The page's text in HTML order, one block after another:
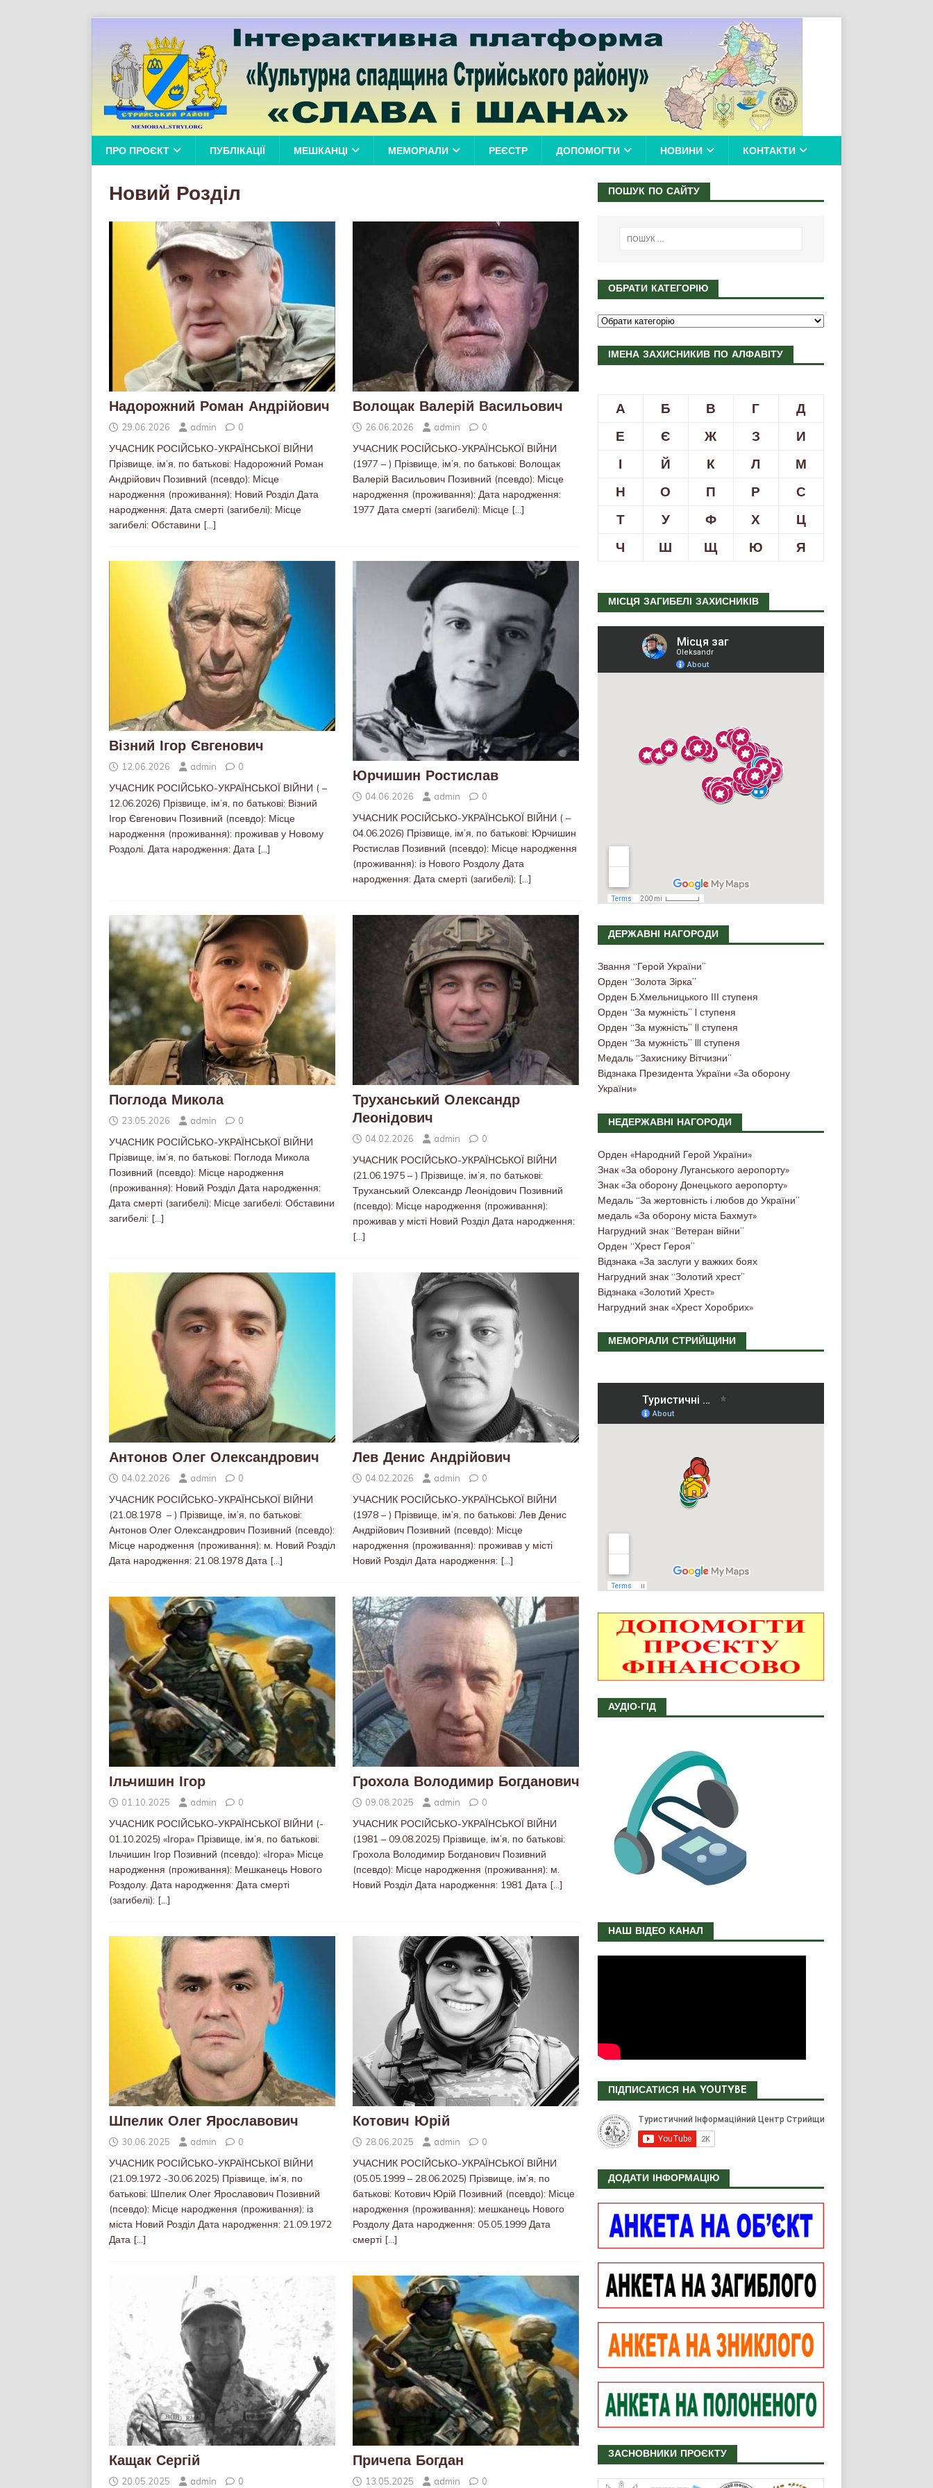
ПРО ПРОЄКТ ПУБЛІКАЦІЇ МЕШКАНЦІ МЕМОРІАЛИ РЕЄСТР ДОПОМОГТИ НОВИНИ КОНТАКТИ
Новий Розділ
Надорожний Роман Андрійович
29.06.2026 admin 0
УЧАСНИК РОСІЙСЬКО-УКРАЇНСЬКОЇ ВІЙНИ
Прізвище, ім’я, по батькові: Надорожний Роман
Андрійович Позивний (псевдо): Місце
народження (проживання): Новий Розділ Дата
народження: Дата смерті (загибелі): Місце
загибелі: Обставини […]
Волощак Валерій Васильович
26.06.2026 admin 0
УЧАСНИК РОСІЙСЬКО-УКРАЇНСЬКОЇ ВІЙНИ
(1977 – ) Прізвище, ім’я, по батькові: Волощак
Валерій Васильович Позивний (псевдо): Місце
народження (проживання): Дата народження:
1977 Дата смерті (загибелі): Місце […]
Візний Ігор Євгенович
12.06.2026 admin 0
УЧАСНИК РОСІЙСЬКО-УКРАЇНСЬКОЇ ВІЙНИ ( –
12.06.2026) Прізвище, ім’я, по батькові: Візний
Ігор Євгенович Позивний (псевдо): Місце
народження (проживання): проживав у Новому
Роздолі. Дата народження: Дата […]
Юрчишин Ростислав
04.06.2026 admin 0
УЧАСНИК РОСІЙСЬКО-УКРАЇНСЬКОЇ ВІЙНИ ( –
04.06.2026) Прізвище, ім’я, по батькові: Юрчишин
Ростислав Позивний (псевдо): Місце народження
(проживання): із Нового Роздолу Дата
народження: Дата смерті (загибелі): […]
Поглода Микола
23.05.2026 admin 0
УЧАСНИК РОСІЙСЬКО-УКРАЇНСЬКОЇ ВІЙНИ
Прізвище, ім’я, по батькові: Поглода Микола
Позивний (псевдо): Місце народження
(проживання): Новий Розділ Дата народження:
Дата смерті (загибелі): Місце загибелі: Обставини
загибелі: […]
Труханський Олександр
Леонідович
04.02.2026 admin 0
УЧАСНИК РОСІЙСЬКО-УКРАЇНСЬКОЇ ВІЙНИ
(21.06.1975 – ) Прізвище, ім’я, по батькові:
Труханський Олександр Леонідович Позивний
(псевдо): Місце народження (проживання):
проживав у місті Новий Розділ Дата народження:
[…]
Антонов Олег Олександрович
04.02.2026 admin 0
УЧАСНИК РОСІЙСЬКО-УКРАЇНСЬКОЇ ВІЙНИ
(21.08.1978 – ) Прізвище, ім’я, по батькові:
Антонов Олег Олександрович Позивний (псевдо):
Місце народження (проживання): м. Новий Розділ
Дата народження: 21.08.1978 Дата […]
Лев Денис Андрійович
04.02.2026 admin 0
УЧАСНИК РОСІЙСЬКО-УКРАЇНСЬКОЇ ВІЙНИ
(1978 – ) Прізвище, ім’я, по батькові: Лев Денис
Андрійович Позивний (псевдо): Місце
народження (проживання): проживав у місті
Новий Розділ Дата народження: […]
Ільчишин Ігор
01.10.2025 admin 0
УЧАСНИК РОСІЙСЬКО-УКРАЇНСЬКОЇ ВІЙНИ (-
01.10.2025) «Ігора» Прізвище, ім’я, по батькові:
Ільчишин Ігор Позивний (псевдо): «Ігора» Місце
народження (проживання): Мешканець Нового
Роздолу. Дата народження: Дата смерті
(загибелі): […]
Грохола Володимир Богданович
09.08.2025 admin 0
УЧАСНИК РОСІЙСЬКО-УКРАЇНСЬКОЇ ВІЙНИ
(1981 – 09.08.2025) Прізвище, ім’я, по батькові:
Грохола Володимир Богданович Позивний
(псевдо): Місце народження (проживання): м.
Новий Розділ Дата народження: 1981 Дата […]
Шпелик Олег Ярославович
30.06.2025 admin 0
УЧАСНИК РОСІЙСЬКО-УКРАЇНСЬКОЇ ВІЙНИ
(21.09.1972 -30.06.2025) Прізвище, ім’я, по
батькові: Шпелик Олег Ярославович Позивний
(псевдо): Місце народження (проживання): із
міста Новий Розділ Дата народження: 21.09.1972
Дата […]
Котович Юрій
28.06.2025 admin 0
УЧАСНИК РОСІЙСЬКО-УКРАЇНСЬКОЇ ВІЙНИ
(05.05.1999 – 28.06.2025) Прізвище, ім’я, по
батькові: Котович Юрій Позивний (псевдо): Місце
народження (проживання): мешканець Нового
Роздолу Дата народження: 05.05.1999 Дата
смерті […]
Кащак Сергій
20.05.2025 admin 0
Причепа Богдан
13.05.2025 admin 0
ПОШУК ПО САЙТУ
ОБРАТИ КАТЕГОРІЮ
ІМЕНА ЗАХИСНИКИВ ПО АЛФАВІТУ
А Б В Г
Д
Е
Є Ж З
И
І
Й К Л
М
Н
О П Р
С
Т
У Ф Х
Ц
Ч
Ш Щ Ю Я
МІСЦЯ ЗАГИБЕЛІ ЗАХИСНИКІВ
ДЕРЖАВНІ НАГОРОДИ
Звання “Герой України”
Орден “Золота Зірка”
Орден Б.Хмельницького ІІІ ступеня
Орден “За мужність” I ступеня
Орден “За мужність” II ступеня
Орден “За мужність” III ступеня
Медаль “Захиснику Вітчизни”
Відзнака Президента України «За оборону
України»
НЕДЕРЖАВНІ НАГОРОДИ
Орден «Народний Герой України»
Знак «За оборону Луганського аеропорту»
Знак «За оборону Донецького аеропорту»
Медаль “За жертовність і любов до України”
медаль «За оборону міста Бахмут»
Нагрудний знак “Ветеран війни”
Орден “Хрест Героя”
Відзнака «За заслуги у важких боях
Нагрудний знак “Золотий хрест”
Відзнака «Золотий Хрест»
Нагрудний знак «Хрест Хоробрих»
МЕМОРІАЛИ СТРИЙЩИНИ
АУДІО-ГІД
НАШ ВІДЕО КАНАЛ
ПІДПИСАТИСЯ НА YOUTYBE
ДОДАТИ ІНФОРМАЦІЮ
ЗАСНОВНИКИ ПРОЄКТУ